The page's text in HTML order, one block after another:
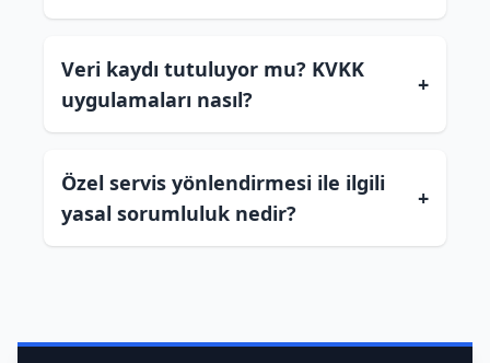
Veri kaydı tutuluyor mu? KVKK
uygulamaları nasıl?
+
Özel servis yönlendirmesi ile ilgili
yasal sorumluluk nedir?
+